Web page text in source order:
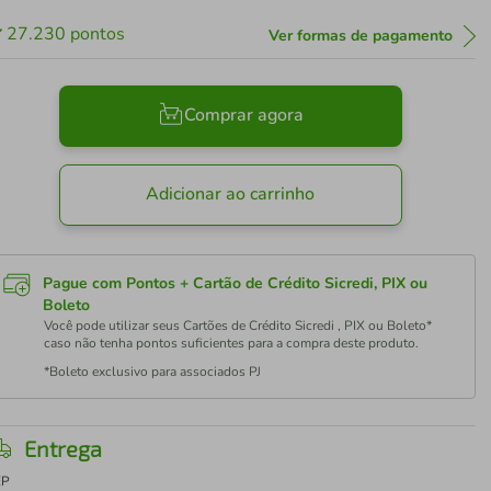
27.230 pontos Ver formas de pagamento
Comprar agora
Adicionar ao carrinho
Pague com Pontos + Cartão de Crédito Sicredi, PIX ou
Boleto
Você pode utilizar seus Cartões de Crédito Sicredi , PIX ou Boleto*
caso não tenha pontos suficientes para a compra deste produto.
*Boleto exclusivo para associados PJ
Entrega